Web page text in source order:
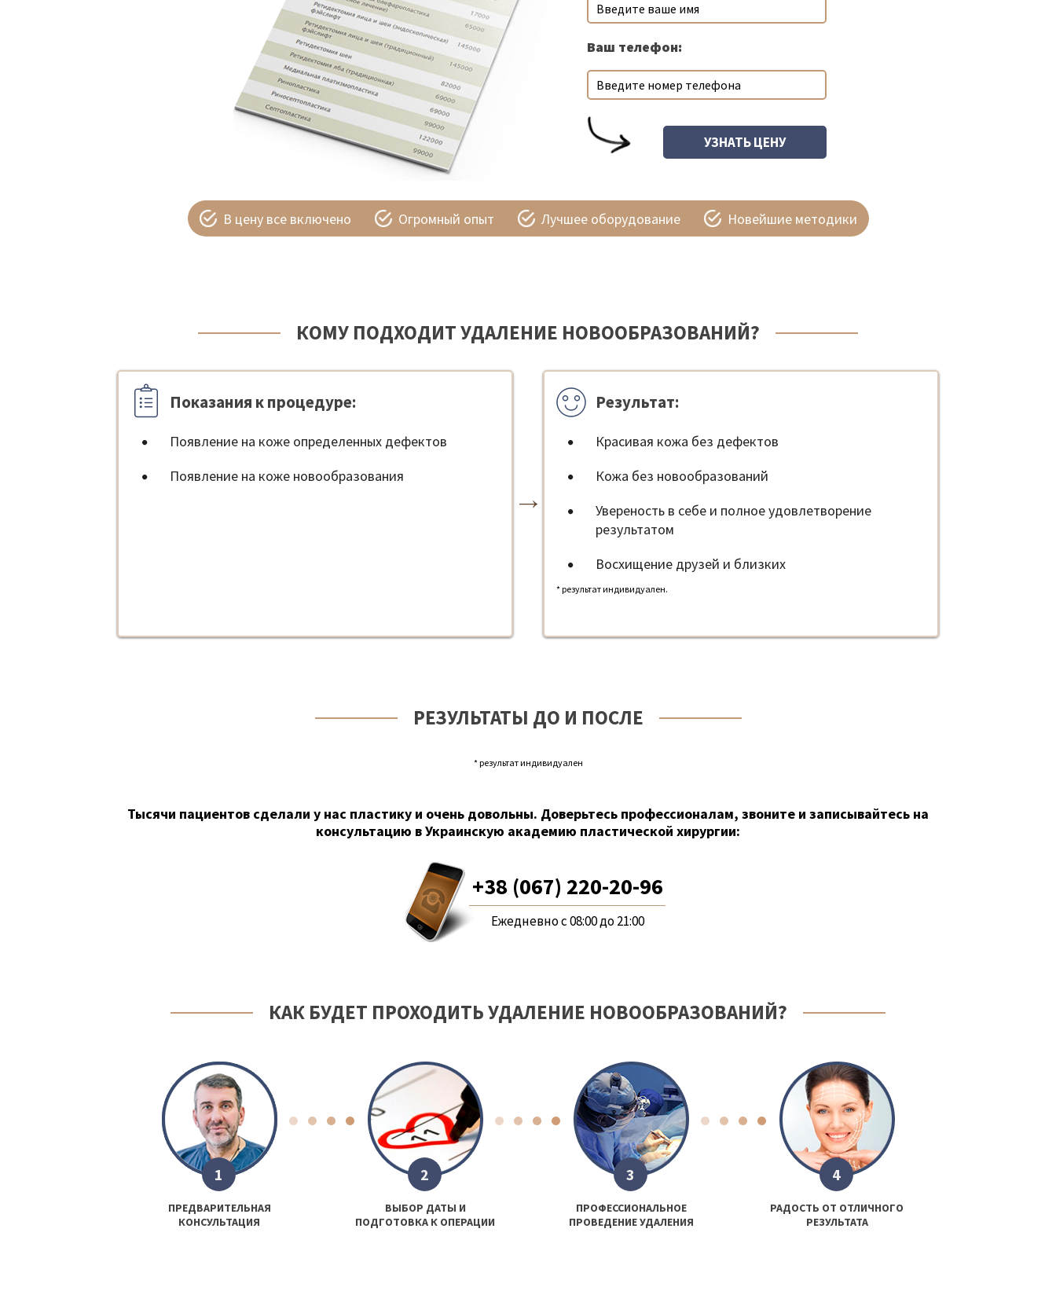
Ваш телефон:
В цену все включено Огромный опыт Лучшее оборудование Новейшие методики
КОМУ ПОДХОДИТ УДАЛЕНИЕ НОВООБРАЗОВАНИЙ?
Показания к процедуре:
Появление на коже определенных дефектов
Появление на коже новообразования
Результат:
Красивая кожа без дефектов
Кожа без новообразований
Увереность в себе и полное удовлетворение
результатом
Восхищение друзей и близких
* результат индивидуален.
РЕЗУЛЬТАТЫ ДО И ПОСЛЕ
* результат индивидуален
Тысячи пациентов сделали у нас пластику и очень довольны. Доверьтесь профессионалам, звоните и записывайтесь на
консультацию в Украинскую академию пластической хирургии:
+38 (067) 220-20-96
Ежедневно с 08:00 до 21:00
КАК БУДЕТ ПРОХОДИТЬ УДАЛЕНИЕ НОВООБРАЗОВАНИЙ?
1
ПРЕДВАРИТЕЛЬНАЯ
КОНСУЛЬТАЦИЯ
2
ВЫБОР ДАТЫ И
ПОДГОТОВКА К ОПЕРАЦИИ
3
ПРОФЕССИОНАЛЬНОЕ
ПРОВЕДЕНИЕ УДАЛЕНИЯ
4
РАДОСТЬ ОТ ОТЛИЧНОГО
РЕЗУЛЬТАТА